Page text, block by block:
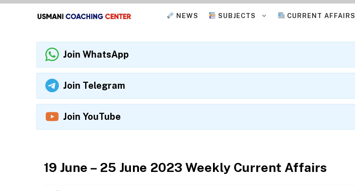
NEWS SUBJECTS CURRENT AFFAIRS
Join WhatsApp
Join Telegram
Join YouTube
19 June – 25 June 2023 Weekly Current Affairs